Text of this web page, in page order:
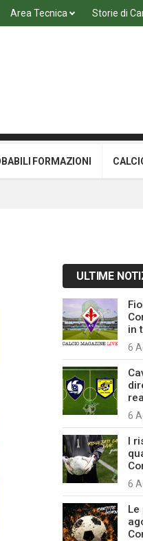
Area Tecnica Storie di
FORMAZIONI
ULTIME
in
6
6
I
6
Le